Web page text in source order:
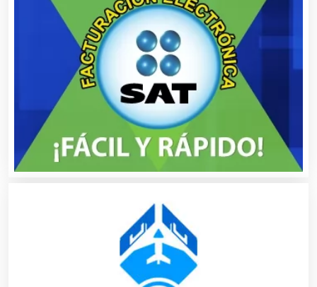
Bebidas
Belleza
Bordados y Estampados